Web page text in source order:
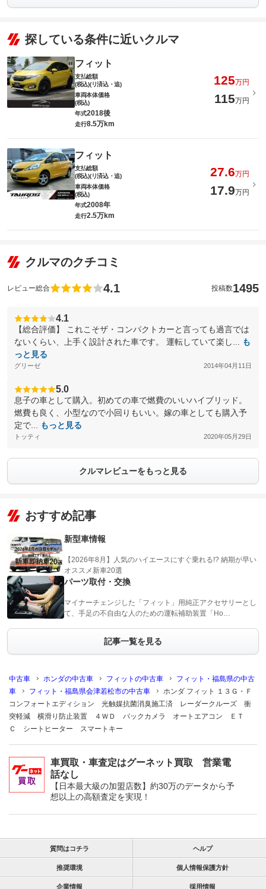
探している条件に近いクルマ
フィット
支払総額
(税込)(リ済込・追)
125万円
車両本体価格
(税込)
115万円
年式2018後
走行8.5万km
フィット
支払総額
(税込)(リ済込・追)
27.6万円
車両本体価格
(税込)
17.9万円
年式2008年
走行2.5万km
クルマのクチコミ
レビュー総合 4.1 投稿数1495
4.1
【総合評価】 これこそザ・コンパクトカーと言っても過言では
ないくらい、上手く設計された車です。 運転していて楽し...
も
っと見る
グリーゼ 2014年04月11日
5.0
息子の車として購入。初めての車で燃費のいいハイブリッド。
燃費も良く、小型なので小回りもいい。嫁の車としても購入予
定で...
もっと見る
トッティ 2020年05月29日
クルマレビューをもっと見る
おすすめ記事
新型車情報
【2026年8月】人気のハイエースにすぐ乗れる!? 納期が早い
オススメ新車20選
パーツ取付・交換
マイナーチェンジした「フィット」用純正アクセサリーとし
て、手足の不自由な人のための運転補助装置「Ho…
記事一覧を見る
中古車 ホンダの中古車 フィットの中古車
フィット・福島県の中古
車
フィット・福島県会津若松市の中古車
ホンダ フィット １３Ｇ・Ｆ
コンフォートエディション 光触媒抗菌消臭施工済 レーダークルーズ 衝
突軽減 横滑り防止装置 ４ＷＤ バックカメラ オートエアコン ＥＴ
Ｃ シートヒーター スマートキー
車買取・車査定はグーネット買取 営業電
話なし
【日本最大級の加盟店数】約30万のデータから予
想以上の高額査定を実現！
質問はコチラ ヘルプ
推奨環境 個人情報保護方針
企業情報 採用情報